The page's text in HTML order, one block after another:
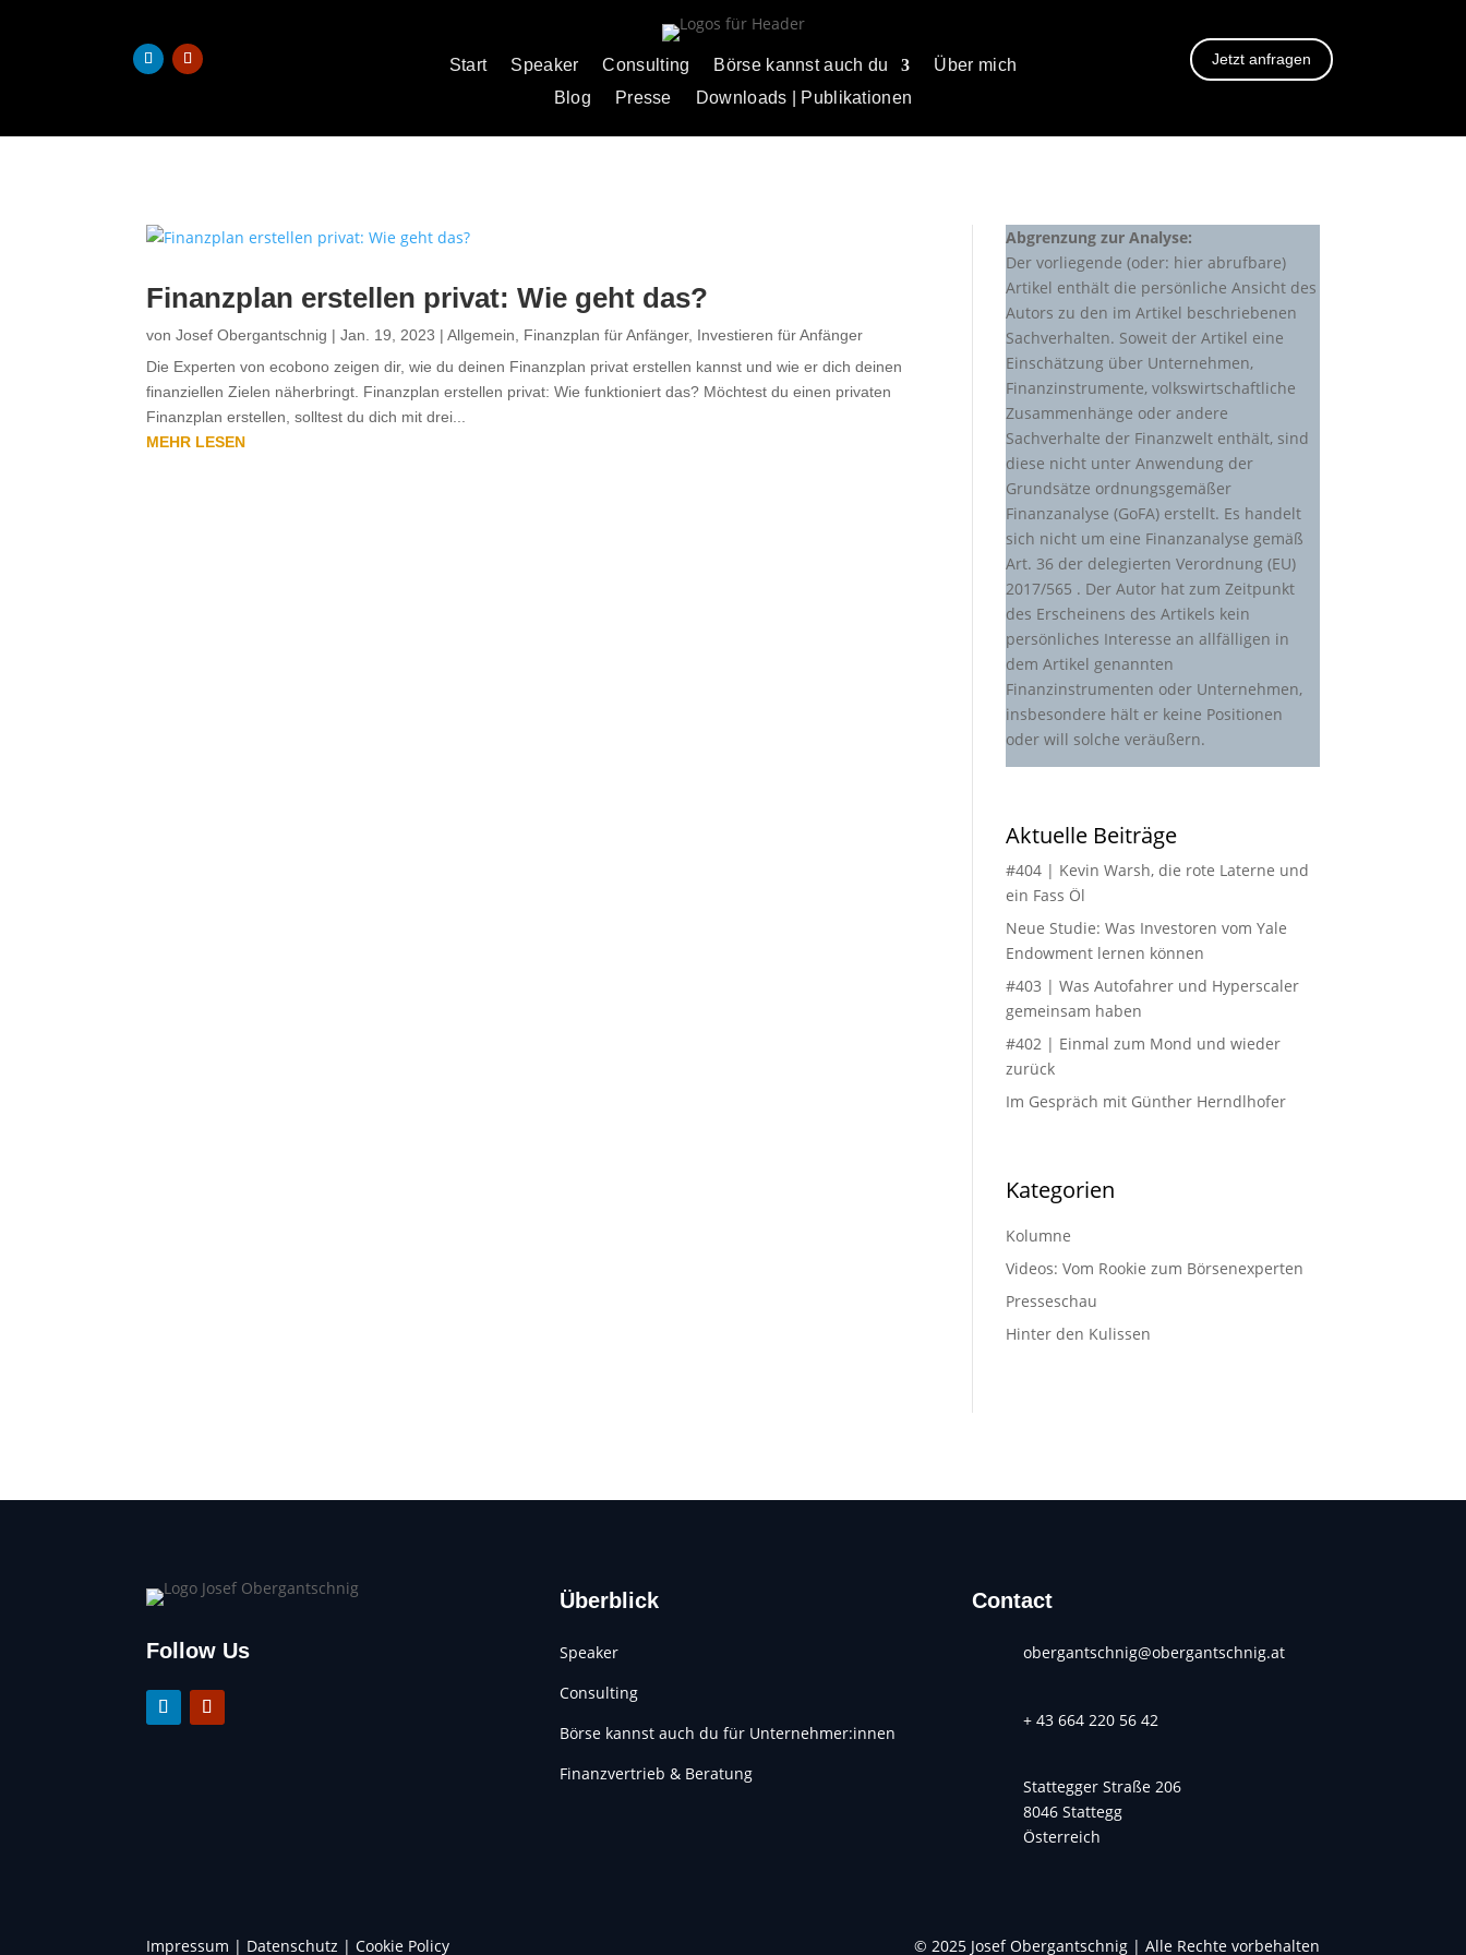
Start Speaker Consulting Börse kannst auch du
Über mich
Blog
Presse Downloads | Publikationen
Jetzt anfragen
Finanzplan erstellen privat: Wie geht das?
vonJosef Obergantschnig |Jan. 19, 2023 |Allgemein Finanzplan für Anfänger, Investieren für Anfänger
Die Experten von ecobono zeigen dir, wie du deinen Finanzplan privat erstellen kannst und wie er dich deinen
finanziellen Zielen näherbringt. Finanzplan erstellen privat: Wie funktioniert das? Möchtest du einen privaten
Finanzplan erstellen, solltest du dich mit drei...
MEHR LESEN
Abgrenzung zur Analyse:
Der vorliegende (oder: hier abrufbare)
Artikel enthält die persönliche Ansicht des
Autors zu den im Artikel beschriebenen
Sachverhalten. Soweit der Artikel eine
Einschätzung über Unternehmen,
Finanzinstrumente, volkswirtschaftliche
Zusammenhänge oder andere
Sachverhalte der Finanzwelt enthält, sind
diese nicht unter Anwendung der
Grundsätze ordnungsgemäßer
Finanzanalyse (GoFA) erstellt. Es handelt
sich nicht um eine Finanzanalyse gemäß
Art. 36 der delegierten Verordnung (EU)
2017/565 . Der Autor hat zum Zeitpunkt
des Erscheinens des Artikels kein
persönliches Interesse an allfälligen in
dem Artikel genannten
Finanzinstrumenten oder Unternehmen,
insbesondere hält er keine Positionen
oder will solche veräußern.
Aktuelle Beiträge
#404 | Kevin Warsh, die rote Laterne und
ein Fass Öl
Neue Studie: Was Investoren vom Yale
Endowment lernen können
#403 | Was Autofahrer und Hyperscaler
gemeinsam haben
#402 | Einmal zum Mond und wieder
zurück
Im Gespräch mit Günther Herndlhofer
Kategorien
Kolumne
Videos: Vom Rookie zum Börsenexperten
Presseschau
Hinter den Kulissen
Follow Us
Überblick
Speaker
Consulting
Börse kannst auch du für Unternehmer:innen
Finanzvertrieb & Beratung
Contact
obergantschnig@obergantschnig.at
+ 43 664 220 56 42
Stattegger Straße 206
8046 Stattegg
Österreich
Impressum | Datenschutz |Cookie Policy © 2025 Josef Obergantschnig | Alle Rechte vorbehalten